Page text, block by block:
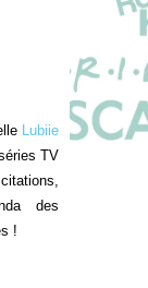
Lubiie
TV
des
!